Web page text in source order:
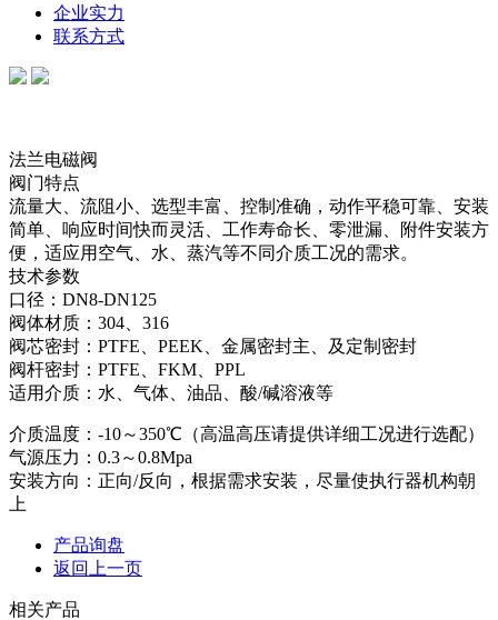
企业实力
联系方式
法兰电磁阀
阀门特点
流量大、流阻小、选型丰富、控制准确，动作平稳可靠、安装
简单、响应时间快而灵活、工作寿命长、零泄漏、附件安装方
便，适应用空气、水、蒸汽等不同介质工况的需求。
技术参数
口径：DN8-DN125
阀体材质：304、316
阀芯密封：PTFE、PEEK、金属密封主、及定制密封
阀杆密封：PTFE、FKM、PPL
适用介质：水、气体、油品、酸/碱溶液等
介质温度：-10～350℃（高温高压请提供详细工况进行选配）
气源压力：0.3～0.8Mpa
安装方向：正向/反向，根据需求安装，尽量使执行器机构朝
上
产品询盘
返回上一页
相关产品